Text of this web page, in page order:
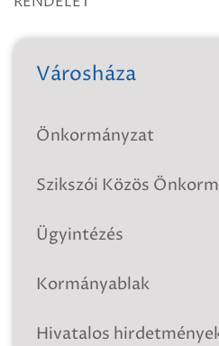
Városháza
Önkormányzat
Szikszói Közös
Ügyintézés
Kormányablak
Hivatalos